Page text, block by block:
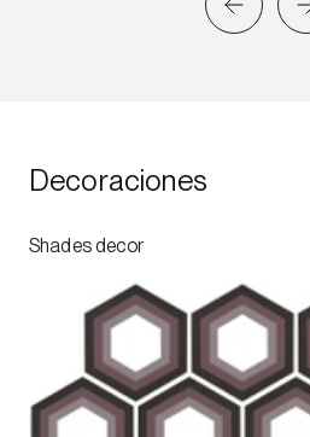
Decoraciones
Shades decor